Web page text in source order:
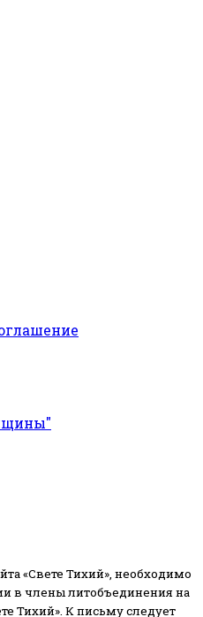
«Свете Тихий», необходимо
в члены литобъединения на
Тихий». К письму следует